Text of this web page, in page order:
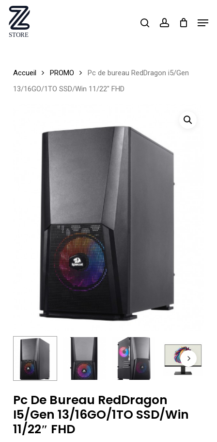
Skip
main
searchaccount
Accueil PROMO
Pc de bureau RedDragon i5/Gen
13/16GO/1TO SSD/Win 11/22″ FHD
Pc De Bureau RedDragon
I5/Gen 13/16GO/1TO SSD/Win
11/22″ FHD